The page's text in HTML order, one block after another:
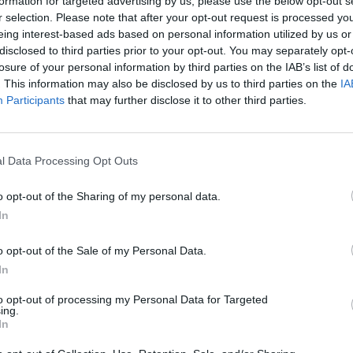
selection. Please note that after your opt-out request is processed
interest-based ads based on personal information utilized by us
to third parties prior to your opt-out. You may separately
of your personal information by third parties on the IAB’s list of
This information may also be disclosed by us to third parties on the
Participants that may further disclose it to other third parties.
Data Processing Opt Outs
opt-out of the Sharing of my personal data.
opt-out of the Sale of my Personal Data.
opt-out of processing my Personal Data for Targeted
csődjét jelentették be a hétvégén a
bankok száma 87-re emelkedett. A két
költséget jelent a Szövetségi Betétbiztosítási
az egyik áldozat az omahai Mid City Bank, mely 106,1 millió
valamint 105,5 milliós betétállománnyal rendelkezett. Ezeket a
bedőlt pénzintézet, a SunFirst Bank 169,1 milliós betét és
melyek a Cache Valley Bankhoz kerülnek. A két
portfolio.hu hírarchívumához tartozik, melynek olvasása
tartalmazza: